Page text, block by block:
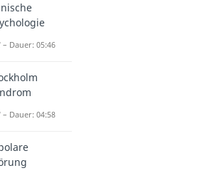
– Dauer: 05:46
– Dauer: 04:58